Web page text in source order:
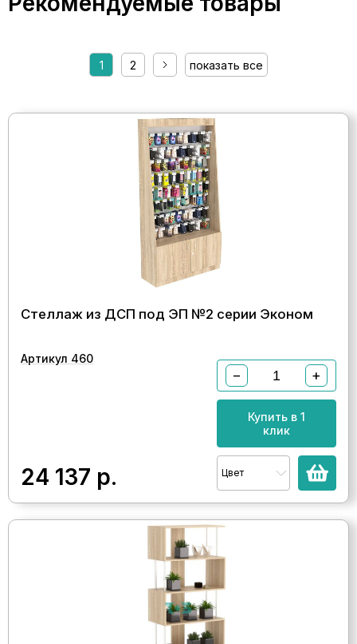
1 2 показать все
Стеллаж из ДСП под ЭП №2 серии Эконом
Артикул 460
24 137 р.
− +
Купить в 1
клик
Цвет